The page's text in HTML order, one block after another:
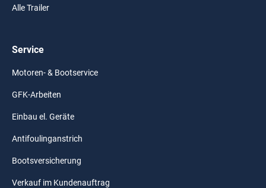
Alle Trailer
Service
Motoren- & Bootservice
GFK-Arbeiten
Einbau el. Geräte
Antifoulinganstrich
Bootsversicherung
Verkauf im Kundenauftrag